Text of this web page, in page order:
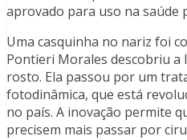
aprovado para uso na saúde
Uma casquinha no nariz foi
Pontieri Morales descobriu a
rosto. Ela passou por um
fotodinâmica, que está
no país. A inovação permite
precisem mais passar por